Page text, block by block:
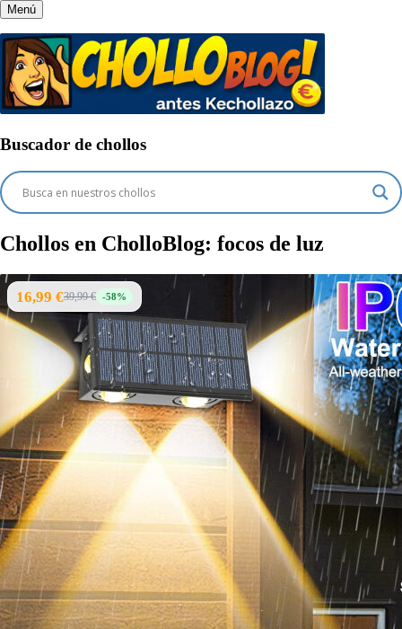
Menú
Buscador de chollos
Chollos en CholloBlog: focos de luz
16,99 €39,99 € -58%